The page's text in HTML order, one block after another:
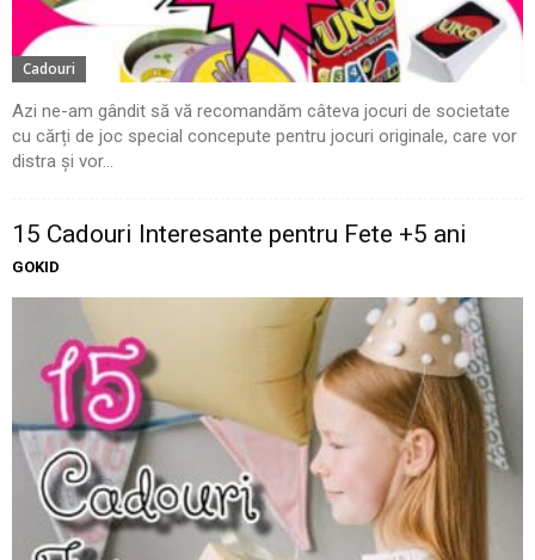
Cadouri
Azi ne-am gândit să vă recomandăm câteva jocuri de societate
cu cărți de joc special concepute pentru jocuri originale, care vor
distra și vor...
15 Cadouri Interesante pentru Fete +5 ani
GOKID